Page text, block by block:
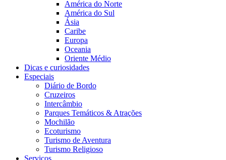
América do Norte
América do Sul
Ásia
Caribe
Europa
Oceania
Oriente Médio
Dicas e curiosidades
Especiais
Diário de Bordo
Cruzeiros
Intercâmbio
Parques Temáticos & Atrações
Mochilão
Ecoturismo
Turismo de Aventura
Turismo Religioso